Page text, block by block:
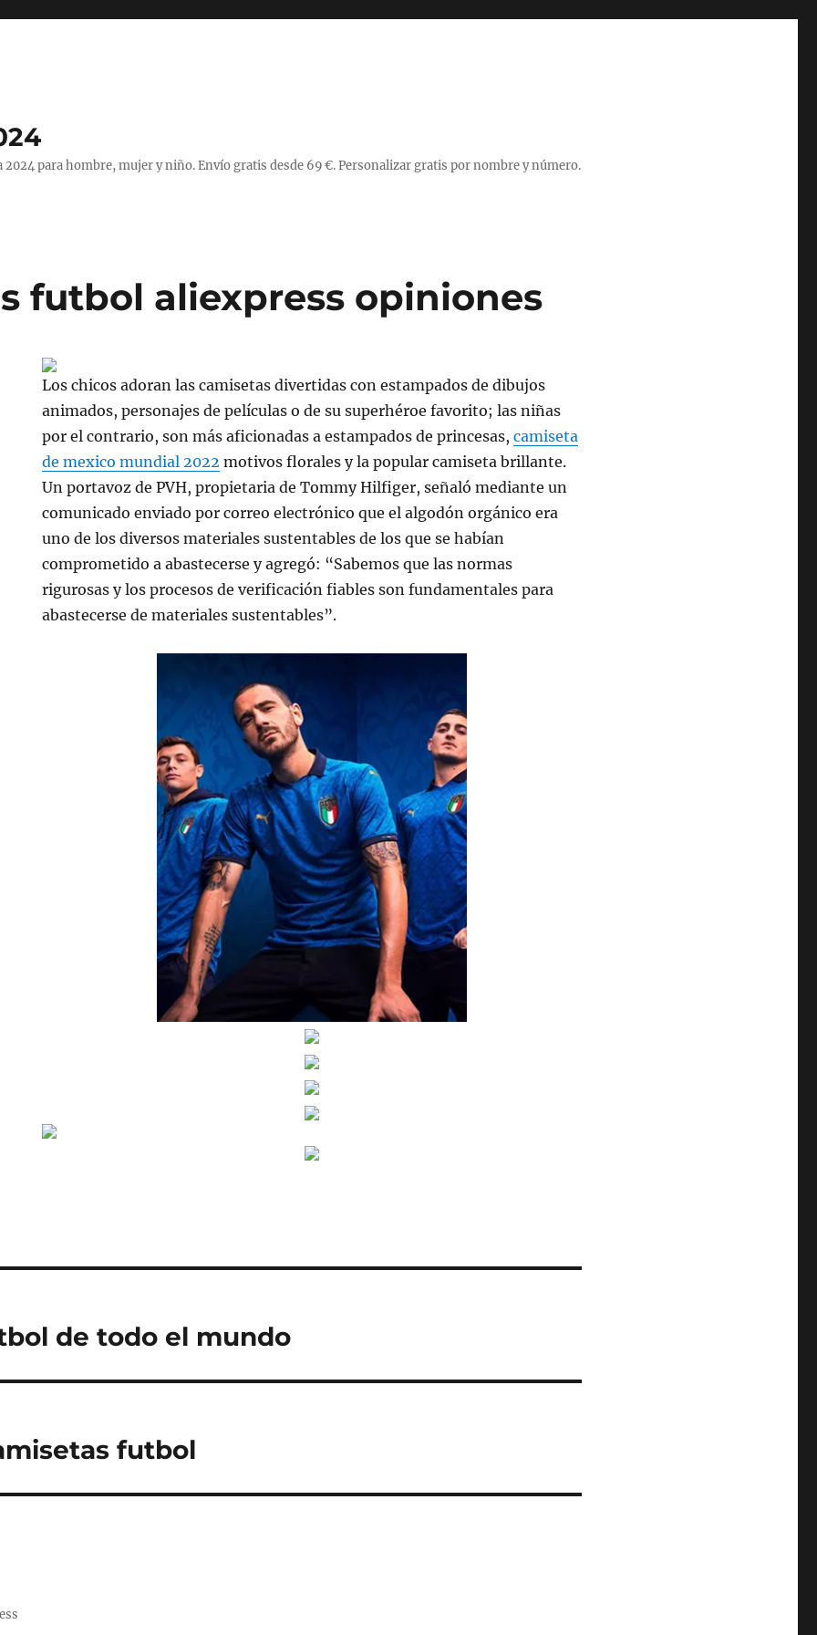
para hombre, mujer y niño. Envío gratis desde 69 €. Personalizar gratis por nombre y número.
futbol aliexpress opiniones
Los chicos adoran las camisetas divertidas con estampados de dibujos
animados, personajes de películas o de su superhéroe favorito; las niñas
por el contrario, son más aficionadas a estampados de princesas,camiseta
de mexico mundial 2022 motivos florales y la popular camiseta brillante.
Un portavoz de PVH, propietaria de Tommy Hilfiger, señaló mediante un
comunicado enviado por correo electrónico que el algodón orgánico era
uno de los diversos materiales sustentables de los que se habían
comprometido a abastecerse y agregó: “Sabemos que las normas
rigurosas y los procesos de verificación fiables son fundamentales para
abastecerse de materiales sustentables”.
de todo el mundo
futbol